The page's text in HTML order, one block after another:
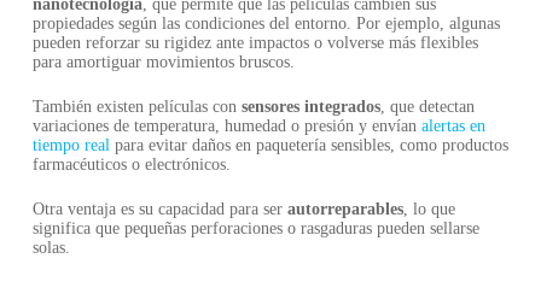
nanotecnología , que permite que las películas cambien sus
propiedades según las condiciones del entorno. Por ejemplo, algunas
pueden reforzar su rigidez ante impactos o volverse más flexibles
para amortiguar movimientos bruscos.
También existen películas con sensores integrados, que detectan
variaciones de temperatura, humedad o presión y envían alertas en
tiempo real para evitar daños en paquetería sensibles, como productos
farmacéuticos o electrónicos.
Otra ventaja es su capacidad para ser autorreparables, lo que
significa que pequeñas perforaciones o rasgaduras pueden sellarse
solas.